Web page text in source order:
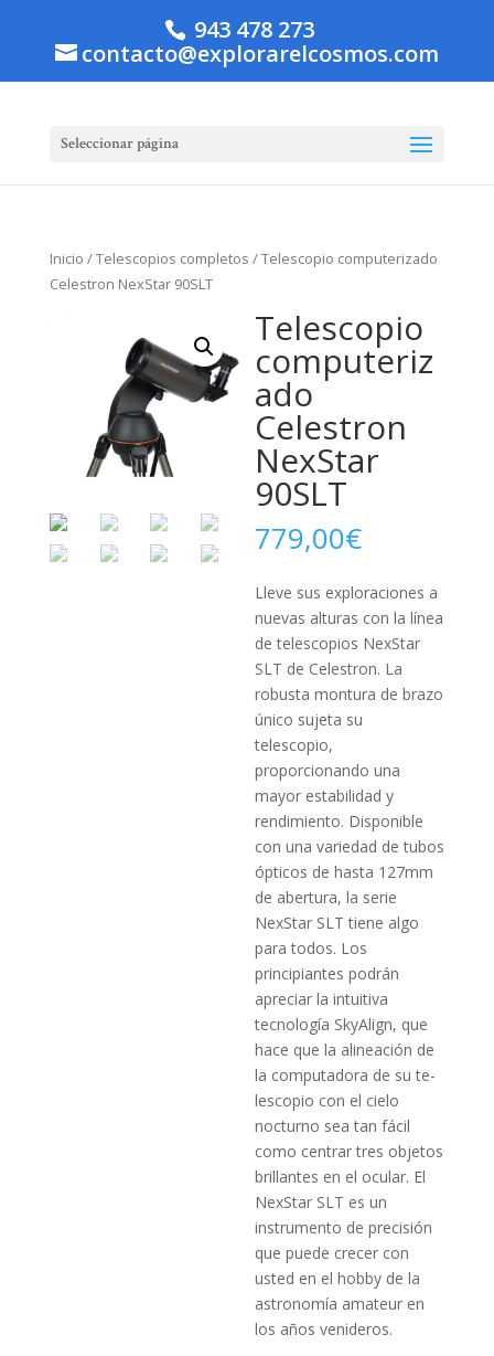
943 478 273
contacto@explorarelcosmos.com
Seleccionar página
Inicio /Telescopios completos / Telescopio computerizado
Celestron NexStar 90SLT
Telescopio
computeriz
ado
Celestron
NexStar
90SLT
779,00€
Lleve sus exploraciones a
nuevas alturas con la línea
de teles­copios NexStar
SLT de Celestron. La
robusta montura de brazo
único sujeta su
telescopio,
proporcionando una
mayor estabilidad y
rendimiento. Disponible
con una variedad de tubos
ópticos de hasta 127mm
de abertura, la serie
NexStar SLT tiene algo
para todos. Los
principiantes podrán
apreciar la intuitiva
tecnología SkyAlign, que
hace que la alineación de
la computadora de su te­
lescopio con el cielo
nocturno sea tan fácil
como centrar tres obje­tos
brillantes en el ocular. El
NexStar SLT es un
instrumento de precisión
que puede crecer con
usted en el hobby de la
astrono­mía amateur en
los años venideros.